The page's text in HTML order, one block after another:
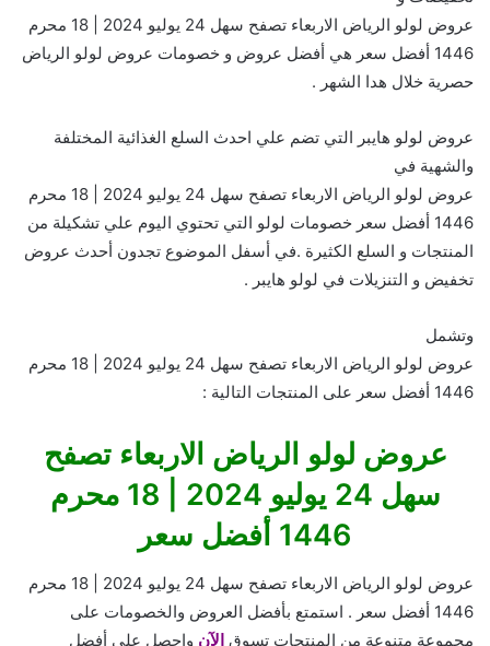
عروض لولو الرياض الاربعاء تصفح سهل 24 يوليو 2024 | 18 محرم
1446 أفضل سعر هي أفضل عروض و خصومات عروض لولو الرياض
حصرية خلال هدا الشهر .
عروض لولو هايبر التي تضم علي احدث السلع الغذائية المختلفة
والشهية في
عروض لولو الرياض الاربعاء تصفح سهل 24 يوليو 2024 | 18 محرم
1446 أفضل سعر خصومات لولو التي تحتوي اليوم علي تشكيلة من
المنتجات و السلع الكثيرة .في أسفل الموضوع تجدون أحدث عروض
تخفيض و التنزيلات في لولو هايبر .
وتشمل
عروض لولو الرياض الاربعاء تصفح سهل 24 يوليو 2024 | 18 محرم
1446 أفضل سعر على المنتجات التالية :
عروض لولو الرياض الاربعاء تصفح
سهل 24 يوليو 2024 | 18 محرم
1446 أفضل سعر
عروض لولو الرياض الاربعاء تصفح سهل 24 يوليو 2024 | 18 محرم
1446 أفضل سعر . استمتع بأفضل العروض والخصومات على
مجموعة متنوعة من المنتجات تسوق الآن واحصل على أفضل